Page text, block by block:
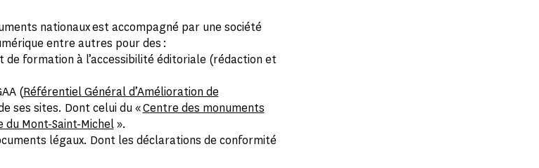
nationaux est accompagné par une société
entre autres pour des :
de formation à l’accessibilité éditoriale (rédaction et
(Référentiel Général d’Amélioration de
ses sites. Dont celui du «Centre des monuments
du Mont-Saint-Michel».
légaux. Dont les déclarations de conformité